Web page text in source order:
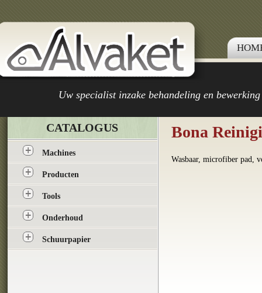
Uw specialist inzake behandeling en
CATALOGUS
Machines
Producten
Tools
Onderhoud
Schuurpapier
Bona
Wasbaar, microfiber pad,